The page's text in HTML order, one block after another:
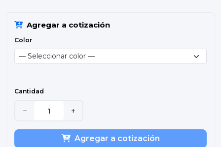
Agregar a cotización
Color
Cantidad
− +
Agregar a cotización